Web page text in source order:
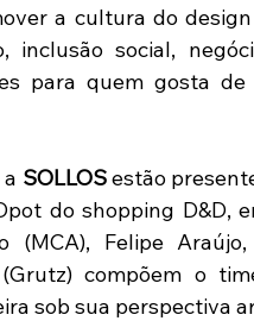
a cultura do
inclusão social,
para quem gosta
SOLLOS estão
do shopping D&D,
(MCA), Felipe
compõem o
sob sua perspectiva